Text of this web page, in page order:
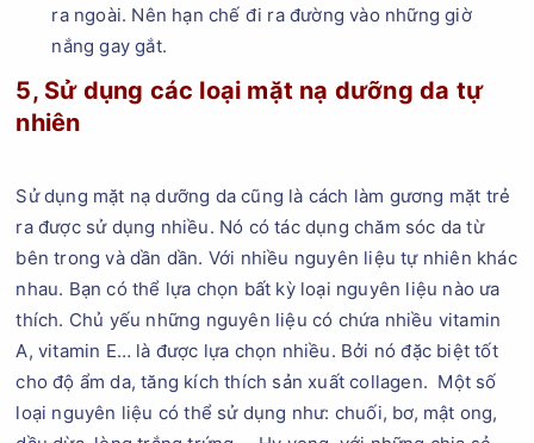
ra ngoài. Nên hạn chế đi ra đường vào những giờ
nắng gay gắt.
5, Sử dụng các loại mặt nạ dưỡng da tự
nhiên
Sử dụng mặt nạ dưỡng da cũng là cách làm gương mặt trẻ
ra được sử dụng nhiều. Nó có tác dụng chăm sóc da từ
bên trong và dần dần. Với nhiều nguyên liệu tự nhiên khác
nhau. Bạn có thể lựa chọn bất kỳ loại nguyên liệu nào ưa
thích. Chủ yếu những nguyên liệu có chứa nhiều vitamin
A, vitamin E… là được lựa chọn nhiều. Bởi nó đặc biệt tốt
cho độ ẩm da, tăng kích thích sản xuất collagen. Một số
loại nguyên liệu có thể sử dụng như: chuối, bơ, mật ong,